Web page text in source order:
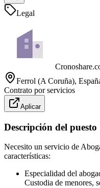
Legal
Ferrol (A Coruña),
Contrato por servicios
Aplicar
Descripción del puesto
Necesito un servicio de
características:
Especialidad del
Custodia de menores,